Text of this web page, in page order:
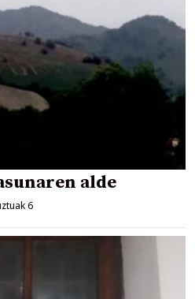
alde
6